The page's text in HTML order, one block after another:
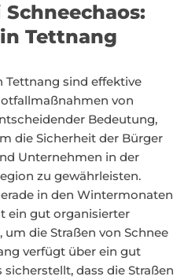
Tettnang
Tettnang sind effektive
von
Bedeutung,
die Sicherheit der Bürger
Unternehmen in der
zu gewährleisten.
in den Wintermonaten
ein gut organisierter
die Straßen von Schnee
verfügt über ein gut
dass die Straßen